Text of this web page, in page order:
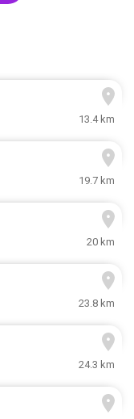
13.4 km
19.7 km
20 km
23.8 km
24.3 km